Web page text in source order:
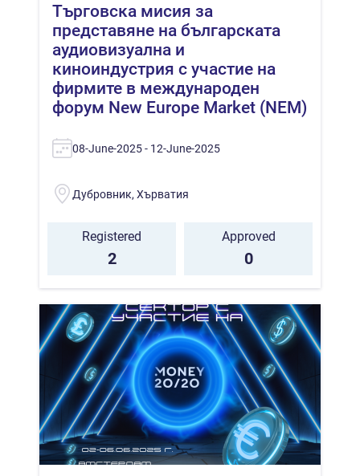
Търговска мисия за
представяне на българската
аудиовизуална и
киноиндустрия с участие на
фирмите в международен
форум New Europe Market (NEM)
08-June-2025 - 12-June-2025
Дубровник, Хърватия
Registered
2
Approved
0